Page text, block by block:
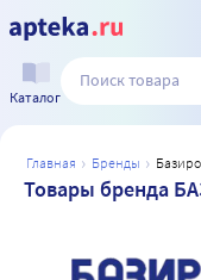
Каталог
главная бренды
Товары бренда